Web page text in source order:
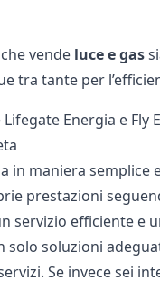
vende luce e gas
tra tante per
Lifegate Energia e Fly
in maniera semplice
prestazioni
servizio efficiente e
soluzioni
Se invece sei